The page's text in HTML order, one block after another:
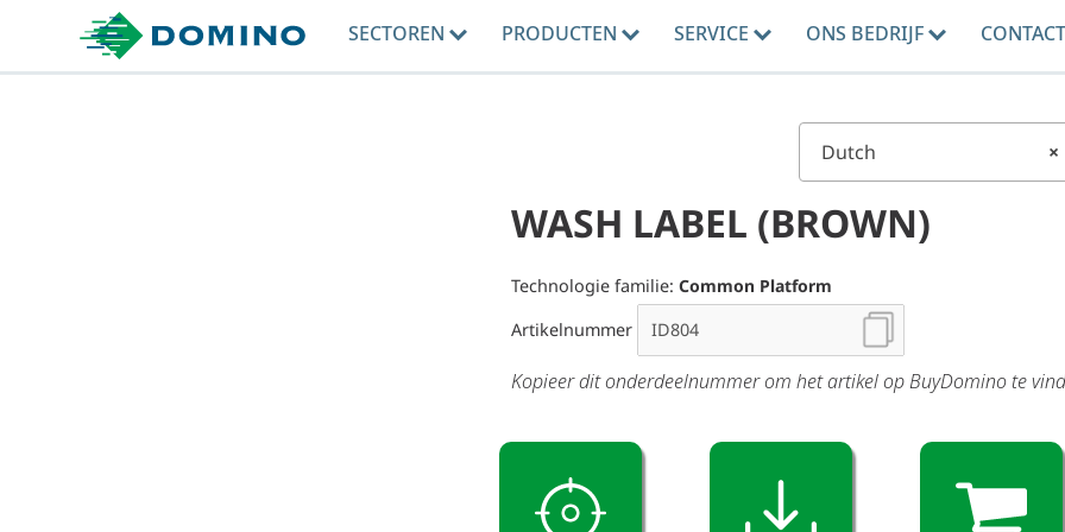
SECTOREN PRODUCTEN SERVICE ONS BEDRIJF CONTACT
×
Dutch
WASH LABEL (BROWN)
Technologie familie: Common Platform
Artikelnummer
Kopieer dit onderdeelnummer om het artikel op BuyDomino te